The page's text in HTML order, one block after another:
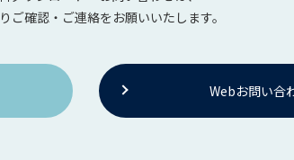
ご確認・ご連絡をお願いいたします。
Webお問い合